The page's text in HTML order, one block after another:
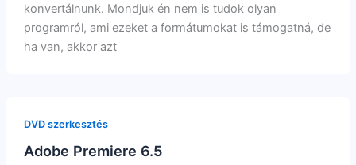
konvertálnunk. Mondjuk én nem is tudok olyan
programról, ami ezeket a formátumokat is támogatná, de
ha van, akkor azt
DVD szerkesztés
Adobe Premiere 6.5